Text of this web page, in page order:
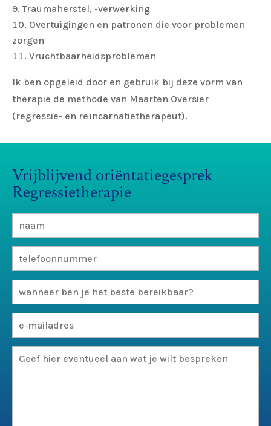
Traumaherstel, -verwerking
Overtuigingen en patronen die voor problemen
zorgen
Vruchtbaarheidsproblemen
Ik ben opgeleid door en gebruik bij deze vorm van
therapie de methode van Maarten Oversier
(regressie- en reïncarnatietherapeut).
Vrijblijvend oriëntatiegesprek
Regressietherapie